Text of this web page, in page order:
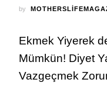
by
Ekmek Yiyerek
Mümkün! Diyet
Vazgeçmek